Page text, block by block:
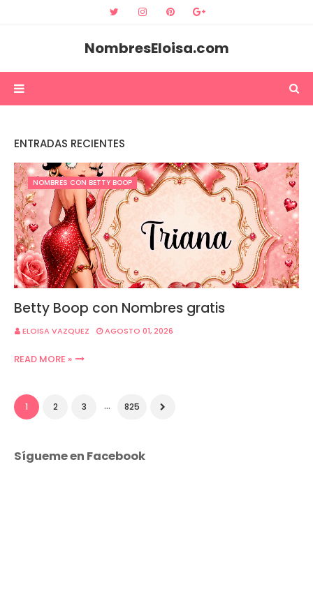
NombresEloisa.com
ENTRADAS RECIENTES
NOMBRES CON BETTY BOOP
Betty Boop con Nombres gratis
ELOISA VAZQUEZ AGOSTO 01, 2026
READ MORE »
1 2 3 ... 825
Sígueme en Facebook